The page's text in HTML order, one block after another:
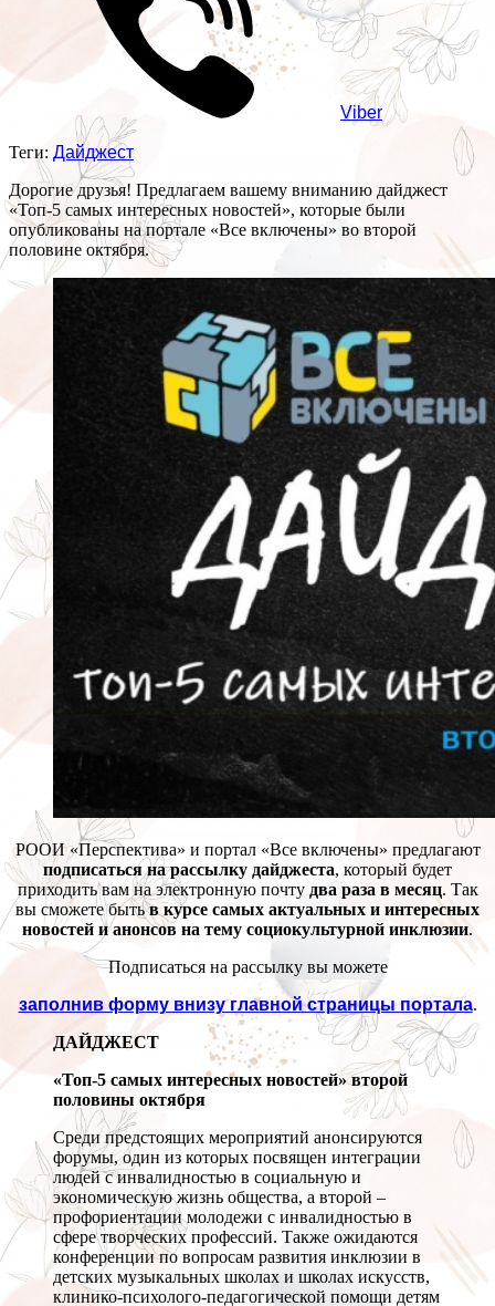
Viber
Теги: Дайджест
Дорогие друзья! Предлагаем вашему вниманию дайджест
«Топ-5 самых интересных новостей», которые были
опубликованы на портале «Все включены» во второй
половине октября.
РООИ «Перспектива» и портал «Все включены» предлагают
подписаться на рассылку дайджеста, который будет
приходить вам на электронную почту два раза в месяц. Так
вы сможете бытьв курсе самых актуальных и интересных
новостей и анонсов на тему социокультурной инклюзии.
Подписаться на рассылку вы можете
заполнив форму внизу главной страницы портала.
ДАЙДЖЕСТ
«Топ-5 самых интересных новостей» второй
половины октября
Среди предстоящих мероприятий анонсируются
форумы, один из которых посвящен интеграции
людей с инвалидностью в социальную и
экономическую жизнь общества, а второй –
профориентации молодежи с инвалидностью в
сфере творческих профессий. Также ожидаются
конференции по вопросам развития инклюзии в
детских музыкальных школах и школах искусств,
клинико-психолого-педагогической помощи детям